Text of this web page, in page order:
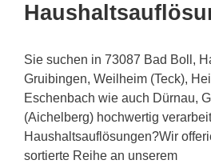
Sie suchen in 73087 Bad Boll,
Gruibingen, Weilheim (Teck),
Eschenbach wie auch Dürnau,
(Aichelberg) hochwertig
Haushaltsauflösungen?Wir
sortierte Reihe an unserem